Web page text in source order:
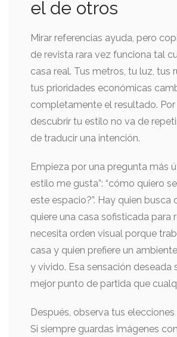
el de otros
Mirar referencias ayuda, pero
de revista rara vez funciona tal
casa real. Tus metros, tu luz, tus
tus prioridades económicas
completamente el resultado. Por
descubrir tu estilo no va de
de traducir una intención.
Empieza por una pregunta más
estilo me gusta”: “cómo quiero
este espacio?”. Hay quien busca
quiere una casa sofisticada para
necesita orden visual porque
casa y quien prefiere un
y vivido. Esa sensación deseada
mejor punto de partida que
Después, observa tus
Si siempre guardas imágenes